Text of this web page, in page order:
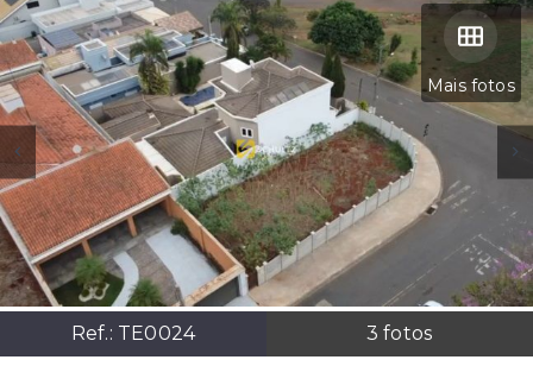
Mais fotos
Ref.: TE0024 3 fotos